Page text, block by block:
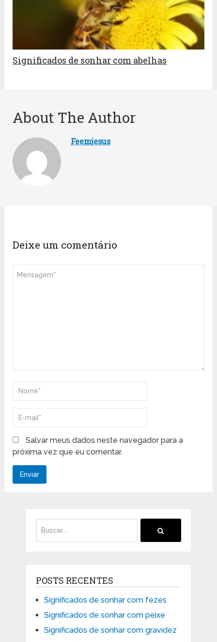
Significados de sonhar com abelhas
About The Author
Feemjesus
Deixe um comentário
Salvar meus dados neste navegador para a
próxima vez que eu comentar.
POSTS RECENTES
Significados de sonhar com fezes
Significados de sonhar com peixe
Significados de sonhar com gravidez